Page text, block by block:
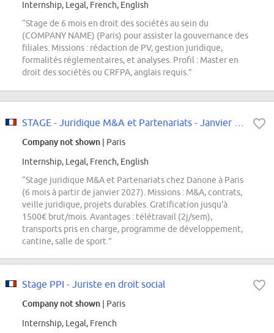
Internship, Legal, French, English
“Stage de 6 mois en droit des sociétés au sein du
(COMPANY NAME) (Paris) pour assister la gouvernance des
filiales. Missions : rédaction de PV, gestion juridique,
formalités réglementaires, et analyses. Profil : Master en
droit des sociétés ou CRFPA, anglais requis.”
Company not shown | Paris
Internship, Legal, French, English
“Stage juridique M&A et Partenariats chez Danone à Paris
(6 mois à partir de janvier 2027). Missions : M&A, contrats,
veille juridique, projets durables. Gratification jusqu'à
1500€ brut/mois. Avantages : télétravail (2j/sem),
transports pris en charge, programme de développement,
cantine, salle de sport.”
Stage PPI - Juriste en droit social
Company not shown | Paris
Internship, Legal, French